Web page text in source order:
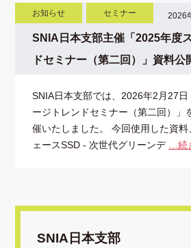
お知らせ セミナー 2026
SNIA日本支部主催「2025年度
ドセミナー（第二回）」資料公
SNIA日本支部では、2026年2月27
ージトレンドセミナー（第二回）」
催いたしました。 今回使用した資
ェースSSD ‐ 次世代グリーンデ …続
SNIA日本支部